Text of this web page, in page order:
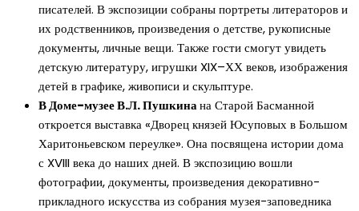
писателей. В экспозиции собраны портреты литераторов и
их родственников, произведения о детстве, рукописные
документы, личные вещи. Также гости смогут увидеть
детскую литературу, игрушки XIX–ХХ веков, изображения
детей в графике, живописи и скульптуре.
В Доме-музее В.Л. Пушкинана Старой Басманной
откроется выставка «Дворец князей Юсуповых в Большом
Харитоньевском переулке». Она посвящена истории дома
с XVIII века до наших дней. В экспозицию вошли
фотографии, документы, произведения декоративно-
прикладного искусства из собрания музея-заповедника